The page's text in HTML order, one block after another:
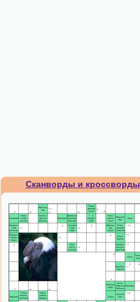
Сканворды и кроссворды